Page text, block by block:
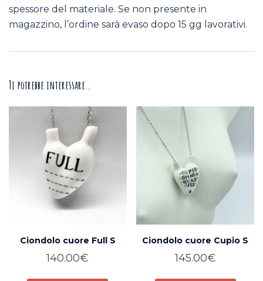
spessore del materiale. Se non presente in
magazzino, l’ordine sarà evaso dopo 15 gg lavorativi.
Ti potrebbe interessare…
Ciondolo cuore Full S
140.00€
Ciondolo cuore Cupio S
145.00€